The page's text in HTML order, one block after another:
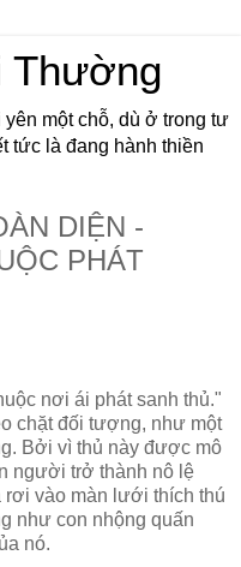
Thường
một chỗ, dù ở trong tư
tức là đang hành thiền
DIỆN -
PHÁT
nơi ái phát sanh thủ."
chặt đối tượng, như một
Bởi vì thủ này được mô
người trở thành nô lệ
rơi vào màn lưới thích thú
như con nhộng quấn
nó.